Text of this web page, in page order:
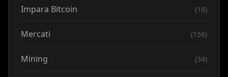
Impara Bitcoin (18)
Mercati (156)
Mining (34)